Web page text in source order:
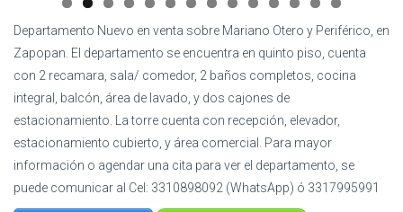
Departamento Nuevo en venta sobre Mariano Otero y Periférico, en
Zapopan. El departamento se encuentra en quinto piso, cuenta
con 2 recamara, sala/ comedor, 2 baños completos, cocina
integral, balcón, área de lavado, y dos cajones de
estacionamiento. La torre cuenta con recepción, elevador,
estacionamiento cubierto, y área comercial. Para mayor
información o agendar una cita para ver el departamento, se
puede comunicar al Cel: 3310898092 (WhatsApp) ó 3317995991